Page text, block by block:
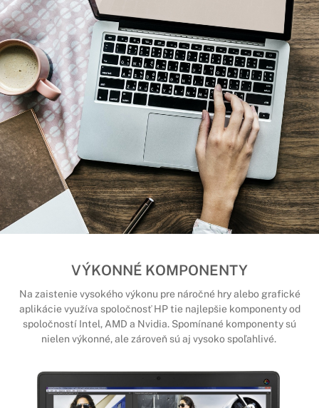
VÝKONNÉ KOMPONENTY
Na zaistenie vysokého výkonu pre náročné hry alebo grafické
aplikácie využíva spoločnosť HP tie najlepšie komponenty od
spoločností Intel, AMD a Nvidia. Spomínané komponenty sú
nielen výkonné, ale zároveň sú aj vysoko spoľahlivé.